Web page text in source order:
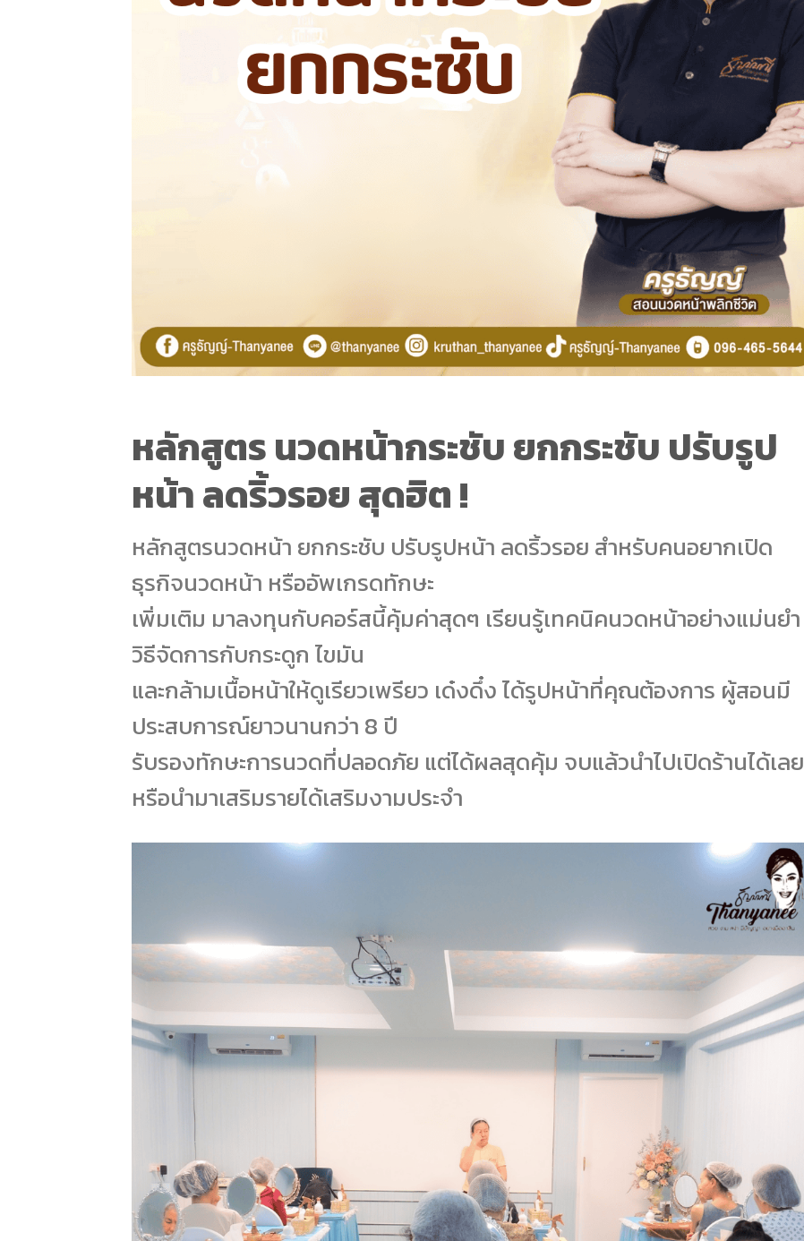
หลักสูตร นวดหน้ากระชับ ยกกระชับ ปรับรูป
หน้า ลดริ้วรอย สุดฮิต !
หลักสูตรนวดหน้า ยกกระชับ ปรับรูปหน้า ลดริ้วรอย สำหรับคนอยากเปิด
ธุรกิจนวดหน้า หรืออัพเกรดทักษะ
เพิ่มเติม มาลงทุนกับคอร์สนี้คุ้มค่าสุดๆ เรียนรู้เทคนิคนวดหน้าอย่างแม่นยำ
วิธีจัดการกับกระดูก ไขมัน
และกล้ามเนื้อหน้าให้ดูเรียวเพรียว เด๋งดึ๋ง ได้รูปหน้าที่คุณต้องการ ผู้สอนมี
ประสบการณ์ยาวนานกว่า 8 ปี
รับรองทักษะการนวดที่ปลอดภัย แต่ได้ผลสุดคุ้ม จบแล้วนำไปเปิดร้านได้เลย
หรือนำมาเสริมรายได้เสริมงามประจำ